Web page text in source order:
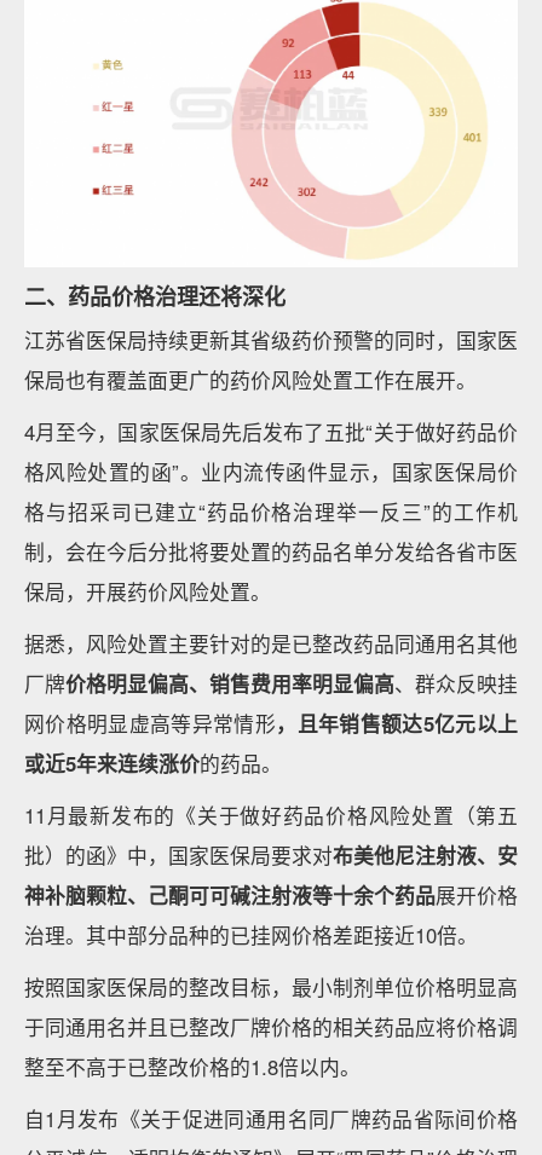
二、药品价格治理还将深化
江苏省医保局持续更新其省级药价预警的同时，国家医
保局也有覆盖面更广的药价风险处置工作在展开。
4月至今，国家医保局先后发布了五批“关于做好药品价
格风险处置的函”。业内流传函件显示，国家医保局价
格与招采司已建立“药品价格治理举一反三”的工作机
制，会在今后分批将要处置的药品名单分发给各省市医
保局，开展药价风险处置。
据悉，风险处置主要针对的是已整改药品同通用名其他
厂牌价格明显偏高、销售费用率明显偏高、群众反映挂
网价格明显虚高等异常情形，且年销售额达5亿元以上
或近5年来连续涨价的药品。
11月最新发布的《关于做好药品价格风险处置（第五
批）的函》中，国家医保局要求对布美他尼注射液、安
神补脑颗粒、己酮可可碱注射液等十余个药品展开价格
治理。其中部分品种的已挂网价格差距接近10倍。
按照国家医保局的整改目标，最小制剂单位价格明显高
于同通用名并且已整改厂牌价格的相关药品应将价格调
整至不高于已整改价格的1.8倍以内。
自1月发布《关于促进同通用名同厂牌药品省际间价格